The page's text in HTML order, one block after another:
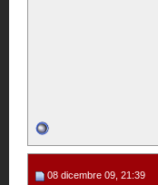
08 dicembre 09, 21:39